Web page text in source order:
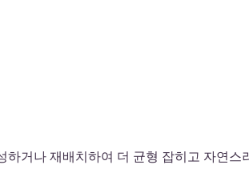
하거나 재배치하여 더 균형 잡히고 자연스